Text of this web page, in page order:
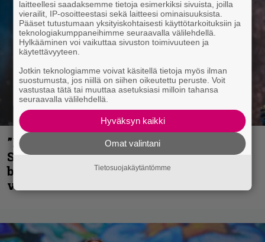
”He ovat tuoneet soittoon jotain uutta” –
Sepulturan Andreas Kisser nimeää
bändin, jonka riffit ovat tehneet
vaikutuksen
laitteellesi saadaksemme tietoja esimerkiksi sivuista, joilla
vierailit, IP-osoitteestasi sekä laitteesi ominaisuuksista.
Pääset tutustumaan yksityiskohtaisesti käyttötarkoituksiin ja
teknologiakumppaneihimme seuraavalla välilehdellä.
Hylkääminen voi vaikuttaa sivuston toimivuuteen ja
käytettävyyteen.
Jotkin teknologiamme voivat käsitellä tietoja myös ilman
suostumusta, jos niillä on siihen oikeutettu peruste. Voit
vastustaa tätä tai muuttaa asetuksiasi milloin tahansa
seuraavalla välilehdellä.
Hyväksyn kaikki
Omat valintani
Tietosuojakäytäntömme